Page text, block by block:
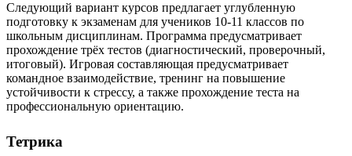
Следующий вариант курсов предлагает углубленную
подготовку к экзаменам для учеников 10-11 классов по
школьным дисциплинам. Программа предусматривает
прохождение трёх тестов (диагностический, проверочный,
итоговый). Игровая составляющая предусматривает
командное взаимодействие, тренинг на повышение
устойчивости к стрессу, а также прохождение теста на
профессиональную ориентацию.
Тетрика